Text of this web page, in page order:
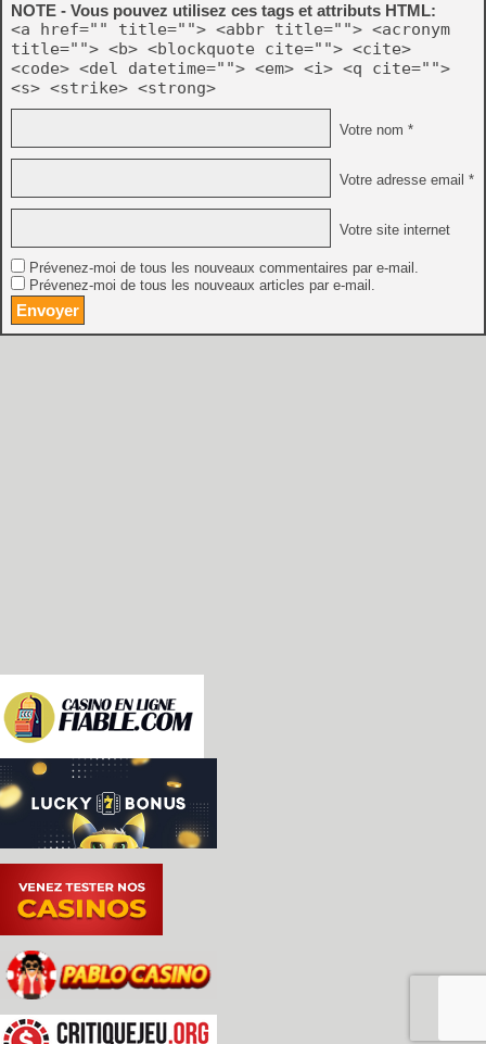
NOTE - Vous pouvez utilisez ces tags et attributs HTML:
<a href="" title=""> <abbr title=""> <acronym
title=""> <b> <blockquote cite=""> <cite>
<code> <del datetime=""> <em> <i> <q cite="">
<s> <strike> <strong>
Votre nom *
Votre adresse email *
Votre site internet
Prévenez-moi de tous les nouveaux commentaires par e-mail.
Prévenez-moi de tous les nouveaux articles par e-mail.